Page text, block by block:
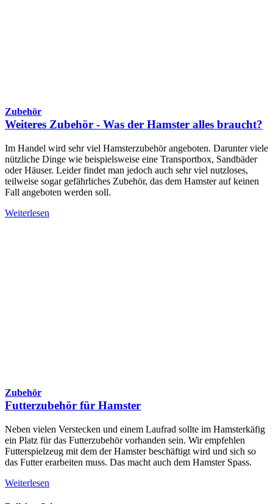
Zubehör
Weiteres Zubehör - Was der Hamster alles braucht?
Im Handel wird sehr viel Hamsterzubehör angeboten. Darunter viele
nützliche Dinge wie beispielsweise eine Transportbox, Sandbäder
oder Häuser. Leider findet man jedoch auch sehr viel nutzloses,
teilweise sogar gefährliches Zubehör, das dem Hamster auf keinen
Fall angeboten werden soll.
Weiterlesen
Zubehör
Futterzubehör für Hamster
Neben vielen Verstecken und einem Laufrad sollte im Hamsterkäfig
ein Platz für das Futterzubehör vorhanden sein. Wir empfehlen
Futterspielzeug mit dem der Hamster beschäftigt wird und sich so
das Futter erarbeiten muss. Das macht auch dem Hamster Spass.
Weiterlesen